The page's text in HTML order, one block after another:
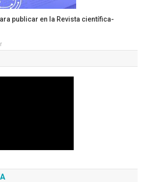
publicar en la Revista científica-